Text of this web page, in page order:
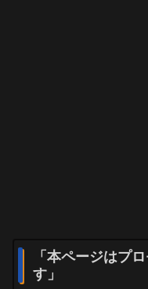
「本ページはプ
す」